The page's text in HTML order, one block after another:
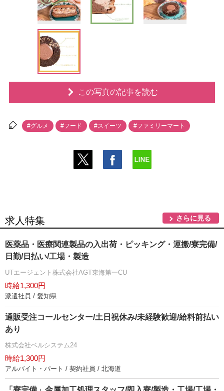
この写真の記事を読む
#グルメ #フード #スイーツ #ファミリーマート
求人特集 さらに見る
医薬品・医療関連製品の入出荷・ピッキング・運搬/寮完備/
日勤/日払い/工場・製造
UTエージェント株式会社AGT東海第一CU
時給1,300円
派遣社員 / 愛知県
通販受注コールセンター/土日祝休み/未経験歓迎/給料前払い
あり
株式会社ベルシステム24
時給1,300円
アルバイト・パート / 契約社員 / 北海道